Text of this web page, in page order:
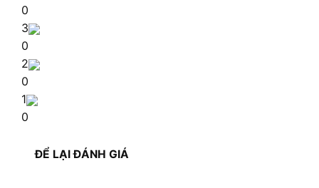
0
3
0
2
0
1
0
ĐỂ LẠI ĐÁNH GIÁ